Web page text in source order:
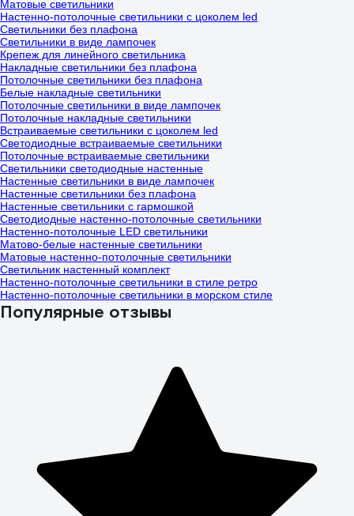
Матовые светильники
Настенно-потолочные светильники с цоколем led
Светильники без плафона
Светильники в виде лампочек
Крепеж для линейного светильника
Накладные светильники без плафона
Потолочные светильники без плафона
Белые накладные светильники
Потолочные светильники в виде лампочек
Потолочные накладные светильники
Встраиваемые светильники с цоколем led
Светодиодные встраиваемые светильники
Потолочные встраиваемые светильники
Светильники светодиодные настенные
Настенные светильники в виде лампочек
Настенные светильники без плафона
Настенные светильники с гармошкой
Светодиодные настенно-потолочные светильники
Настенно-потолочные LED светильники
Матово-белые настенные светильники
Матовые настенно-потолочные светильники
Светильник настенный комплект
Настенно-потолочные светильники в стиле ретро
Настенно-потолочные светильники в морском стиле
Популярные отзывы